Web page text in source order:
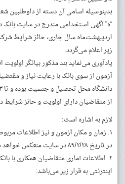
بدینوسیله اسامی آن دسته از داوطلبین
اردیبهشت‌ماه سال جاری، حائز شرایط
زیر اعلام می‌گردد.
یادآوری می‌نماید بند مذکور بیانگر
آزمون از سوی بانک با رعایت نیاز و
از متقاضیان دارای اولویت و حائز
لازم به اشاره است:
۱. زمان و مکان آزمون و نیز اطلاعات
در تاریخ ۸۹/۲/۲۸ در سایت منعکس خواهد شد.
۲. اطلاعات آماری متقاضیان همکاری با
اینترنتی به قرار زیر می‌باشد: